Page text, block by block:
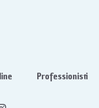
Professionisti